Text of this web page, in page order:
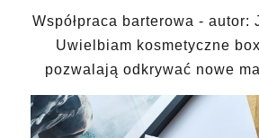
Współpraca barterowa - autor:
Uwielbiam kosmetyczne
pozwalają odkrywać nowe